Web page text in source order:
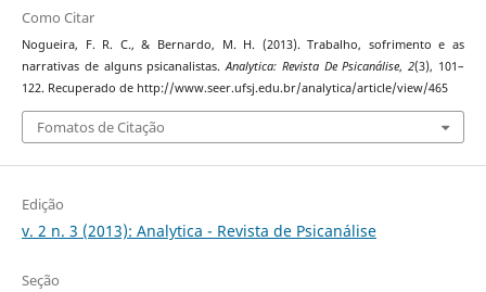
Como Citar
Nogueira, F. R. C., & Bernardo, M. H. (2013). Trabalho, sofrimento e as
narrativas de alguns psicanalistas.Analytica: Revista De Psicanálise,2(3), 101–
122. Recuperado de http://www.seer.ufsj.edu.br/analytica/article/view/465
Fomatos de Citação
Edição
v. 2 n. 3 (2013): Analytica - Revista de Psicanálise
Seção